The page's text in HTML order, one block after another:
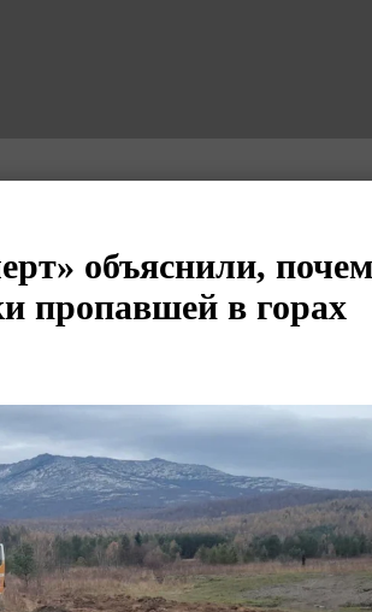
объяснили,
пропавшей в горах